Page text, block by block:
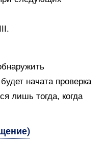
начата проверка
лишь тогда, когда